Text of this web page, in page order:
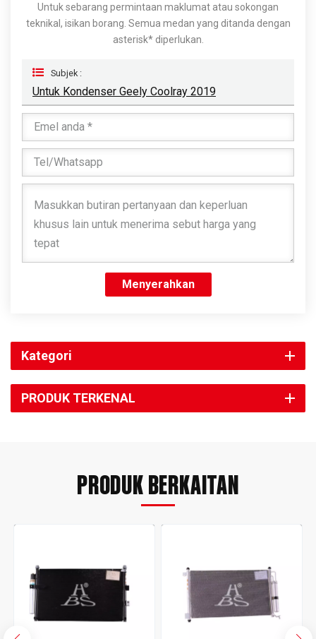
Untuk sebarang permintaan maklumat atau sokongan
teknikal, isikan borang. Semua medan yang ditanda dengan
asterisk* diperlukan.
Subjek :
Untuk Kondenser Geely Coolray 2019
Menyerahkan
Kategori
PRODUK TERKENAL
PRODUK BERKAITAN